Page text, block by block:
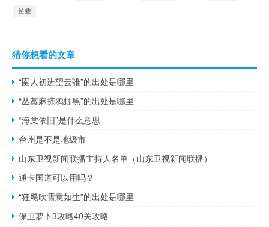
长辈
猜你想看的文章
“圉人初进望云骓”的出处是哪里
“丛藁麻搽鸦蚓黑”的出处是哪里
“海棠依旧”是什么意思
台州是不是地级市
山东卫视新闻联播主持人名单（山东卫视新闻联播）
通卡国道可以用吗？
“狂飚吹雪意如生”的出处是哪里
保卫萝卜3攻略40关攻略